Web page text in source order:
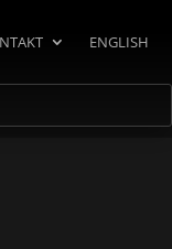
ENGLISH